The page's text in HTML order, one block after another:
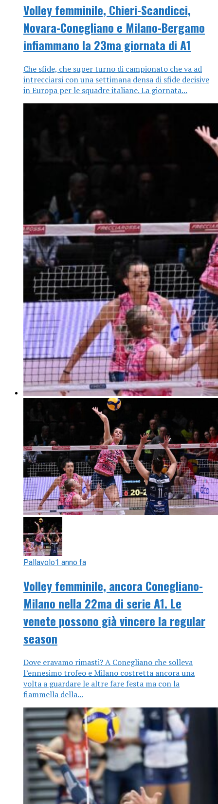
Volley femminile, Chieri-Scandicci,
Novara-Conegliano e Milano-Bergamo
infiammano la 23ma giornata di A1
Che sfide, che super turno di campionato che va ad
intrecciarsi con una settimana densa di sfide decisive
in Europa per le squadre italiane. La giornata...
Pallavolo1 anno fa
Volley femminile, ancora Conegliano-
Milano nella 22ma di serie A1. Le
venete possono già vincere la regular
season
Dove eravamo rimasti? A Conegliano che solleva
l’ennesimo trofeo e Milano costretta ancora una
volta a guardare le altre fare festa ma con la
fiammella della...